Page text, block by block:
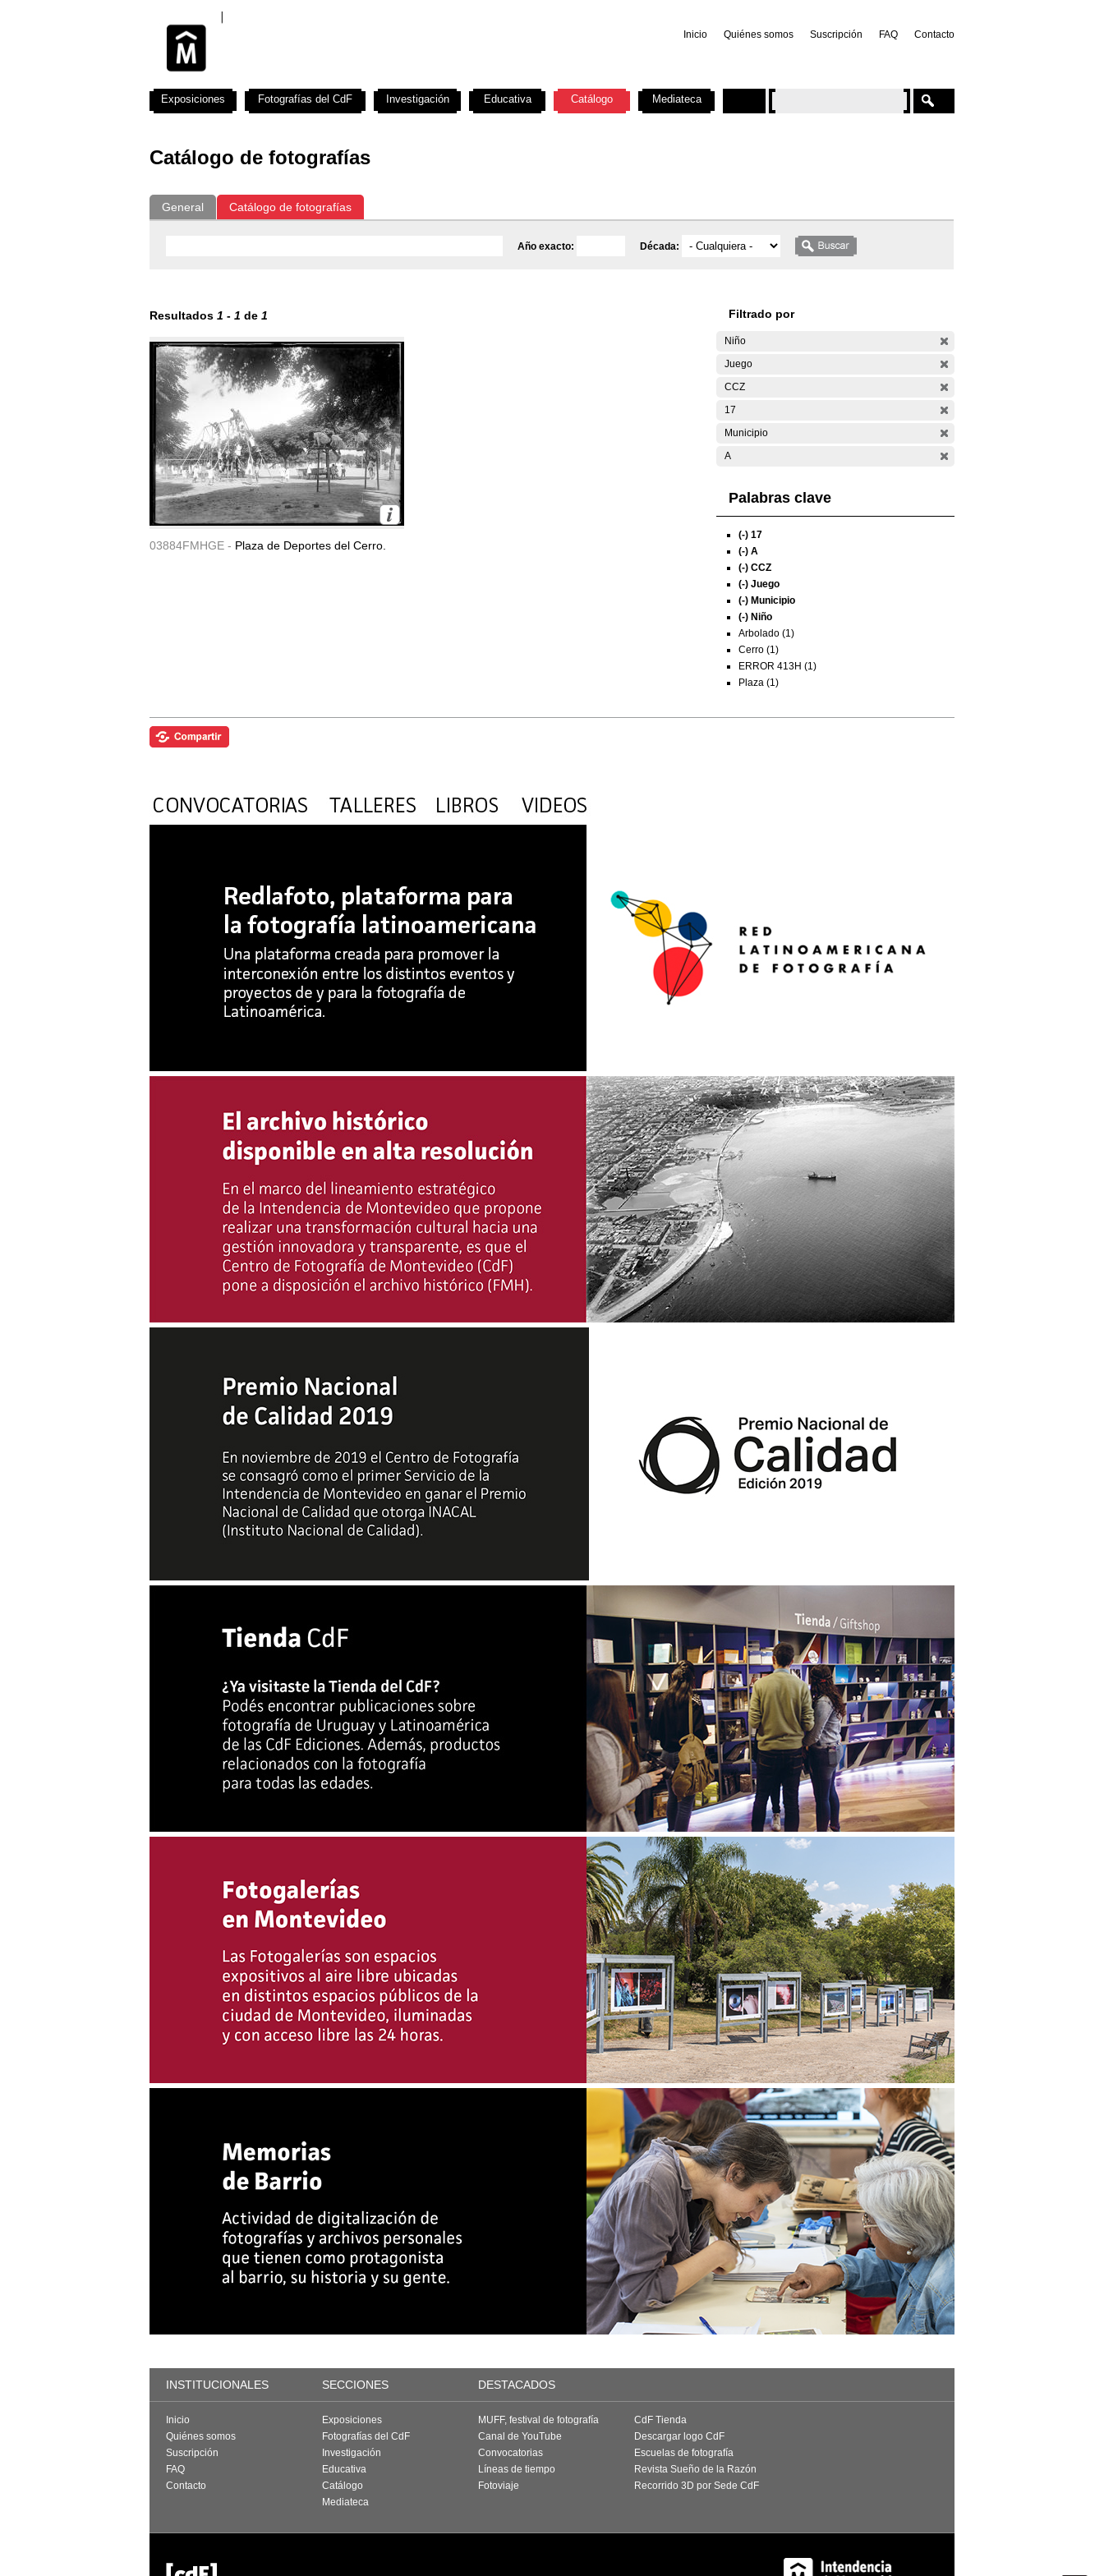
Inicio Quiénes somos Suscripción FAQ Contacto
Catálogo de fotografías
General Catálogo de fotografías
Año exacto: Década:
Resultados 1 - 1 de 1
03884FMHGE - Plaza de Deportes del Cerro.
Filtrado por
Niño
Juego
CCZ
17
Municipio
A
Palabras clave
(-) 17
(-) A
(-) CCZ
(-) Juego
(-) Municipio
(-) Niño
Arbolado (1)
Cerro (1)
ERROR 413H (1)
Plaza (1)
Exposiciones Fotografías del CdF Investigación Educativa Catálogo Mediateca
INSTITUCIONALES SECCIONES DESTACADOS
Inicio
Quiénes somos
Suscripción
FAQ
Contacto
Exposiciones
Fotografías del CdF
Investigación
Educativa
Catálogo
Mediateca
MUFF, festival de fotografía
Canal de YouTube
Convocatorias
Líneas de tiempo
Fotoviaje
CdF Tienda
Descargar logo CdF
Escuelas de fotografía
Revista Sueño de la Razón
Recorrido 3D por Sede CdF